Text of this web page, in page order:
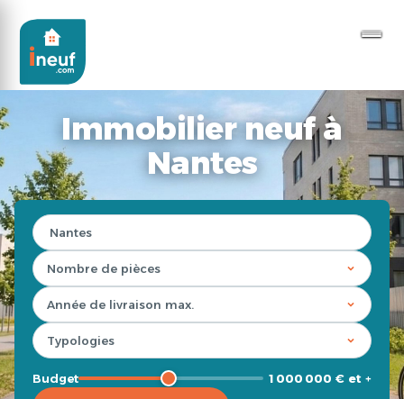
Immobilier neuf à
Nantes
Budget 1 000 000 € et +